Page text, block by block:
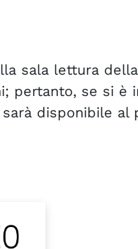
sala lettura
pertanto, se si è
disponibile al